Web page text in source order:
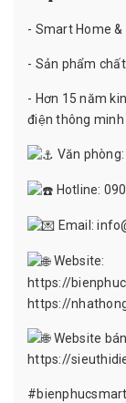
- Smart Home
- Sản phẩm
- Hơn 15 năm
điện thông minh
Văn
Hotline:
Email:
Website:
https://
https://
Website
https://